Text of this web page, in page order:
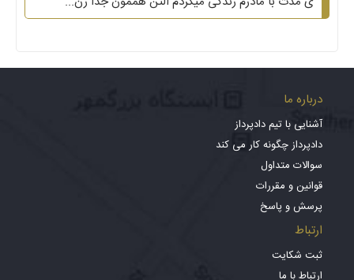
درباره ما
آشنایی با تیم دادپرداز
دادپرداز چگونه کار می کند
سوالات متداول
قوانین و مقررات
پرسش و پاسخ
ارتباط
ثبت شکایت
ارتباط با ما